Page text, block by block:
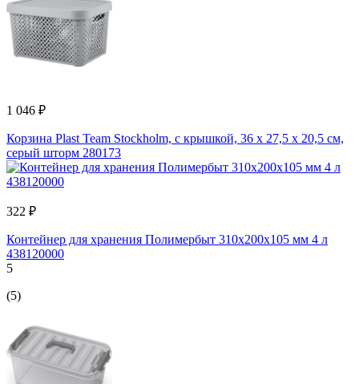
1 046 ₽
Корзина Plast Team Stockholm, с крышкой, 36 х 27,5 х 20,5 см,
серый шторм 280173
322 ₽
Контейнер для хранения Полимербыт 310x200x105 мм 4 л
438120000
5
(5)